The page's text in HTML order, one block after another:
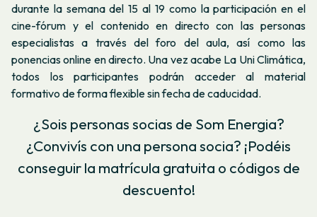
durante la semana del 15 al 19 como la participación en el
cine-fórum y el contenido en directo con las personas
especialistas a través del foro del aula, así como las
ponencias online en directo. Una vez acabe La Uni Climática,
todos los participantes podrán acceder al material
formativo de forma flexible sin fecha de caducidad.
¿Sois personas socias de Som Energia?
¿Convivís con una persona socia? ¡Podéis
conseguir la matrícula gratuita o códigos de
descuento!